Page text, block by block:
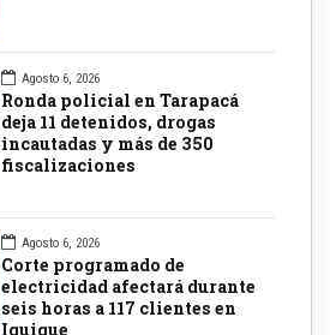
Agosto 6, 2026
Ronda policial en Tarapacá
deja 11 detenidos, drogas
incautadas y más de 350
fiscalizaciones
Agosto 6, 2026
Corte programado de
electricidad afectará durante
seis horas a 117 clientes en
Iquique